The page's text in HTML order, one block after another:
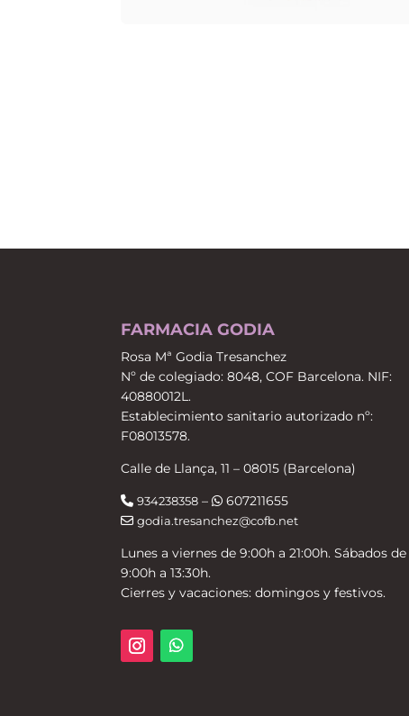
FARMACIA GODIA
Rosa Mª Godia Tresanchez
Nº de colegiado: 8048, COF Barcelona. NIF:
40880012L.
Establecimiento sanitario autorizado nº:
F08013578.
Calle de Llança, 11 – 08015 (Barcelona)
934238358 – 607211655
godia.tresanchez@cofb.net
Lunes a viernes de 9:00h a 21:00h. Sábados de
9:00h a 13:30h.
Cierres y vacaciones: domingos y festivos.